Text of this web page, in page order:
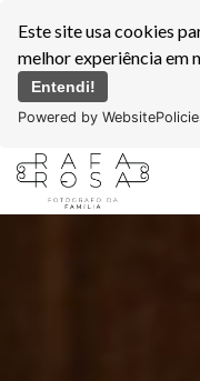
Este site usa cookies
melhor experiência em
Entendi!
Powered by